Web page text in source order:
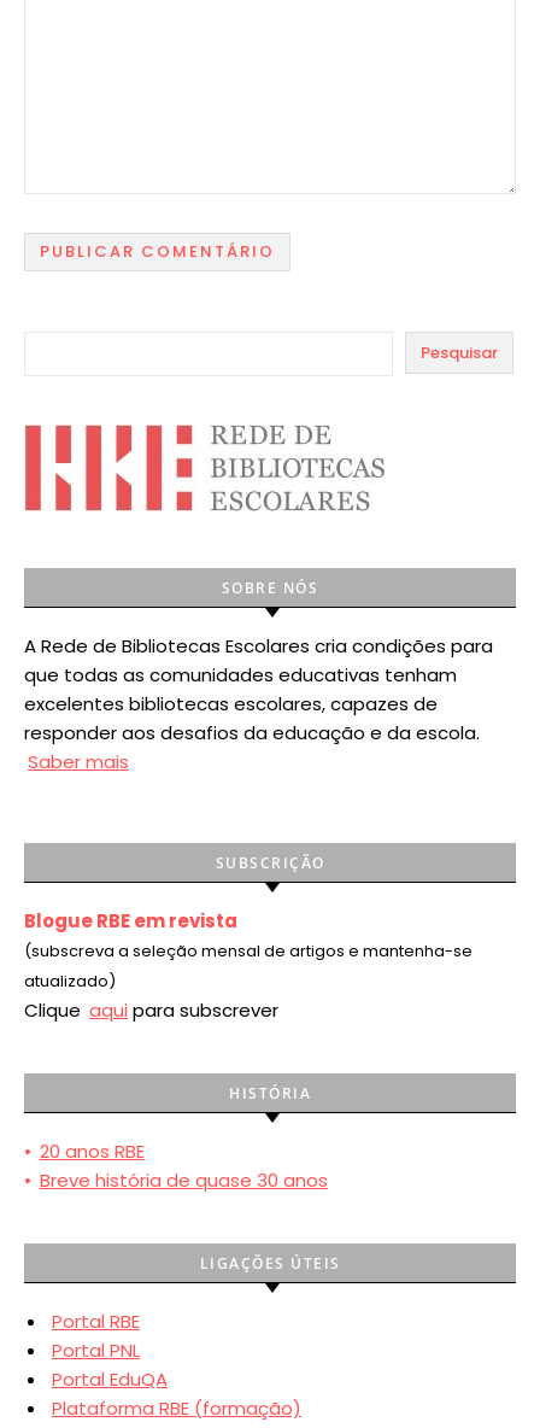
Pesquisar
SOBRE NÓS
A Rede de Bibliotecas Escolares cria condições para
que todas as comunidades educativas tenham
excelentes bibliotecas escolares, capazes de
responder aos desafios da educação e da escola.
Saber mais
SUBSCRIÇÃO
Blogue RBE em revista
(subscreva a seleção mensal de artigos e mantenha-se
atualizado)
Clique aqui para subscrever
HISTÓRIA
• 20 anos RBE
• Breve história de quase 30 anos
LIGAÇÕES ÚTEIS
Portal RBE
Portal PNL
Portal EduQA
Plataforma RBE (formação)